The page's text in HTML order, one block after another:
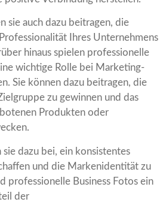
sie auch dazu beitragen, die
Ihres Unternehmens
hinaus spielen professionelle
wichtige Rolle bei Marketing-
Sie können dazu beitragen, die
zu gewinnen und das
Produkten oder
sie dazu bei, ein konsistentes
und die Markenidentität zu
professionelle Business Fotos ein
der